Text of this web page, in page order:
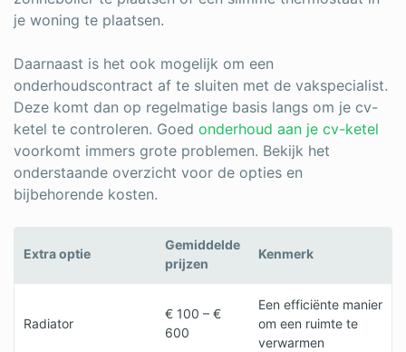
je woning te plaatsen.
Daarnaast is het ook mogelijk om een
onderhoudscontract af te sluiten met de vakspecialist.
Deze komt dan op regelmatige basis langs om je cv-
ketel te controleren. Goed onderhoud aan je cv-ketel
voorkomt immers grote problemen. Bekijk het
onderstaande overzicht voor de opties en
bijbehorende kosten.
Extra optie
Gemiddelde
prijzen
Kenmerk
Radiator
€ 100 – €
600
Een efficiënte manier
om een ruimte te
verwarmen